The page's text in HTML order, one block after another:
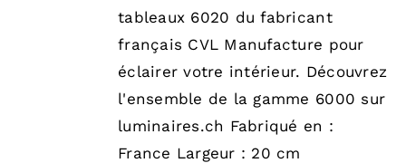
tableaux 6020 du fabricant
français CVL Manufacture pour
éclairer votre intérieur. Découvrez
l'ensemble de la gamme 6000 sur
luminaires.ch Fabriqué en :
France Largeur : 20 cm